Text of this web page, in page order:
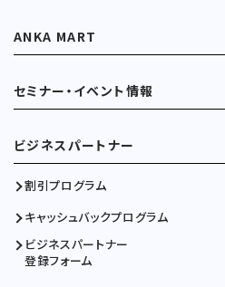
ANKA MART
セミナー・イベント情報
ビジネスパートナー
割引プログラム
キャッシュバックプログラム
ビジネスパートナー
登録フォーム